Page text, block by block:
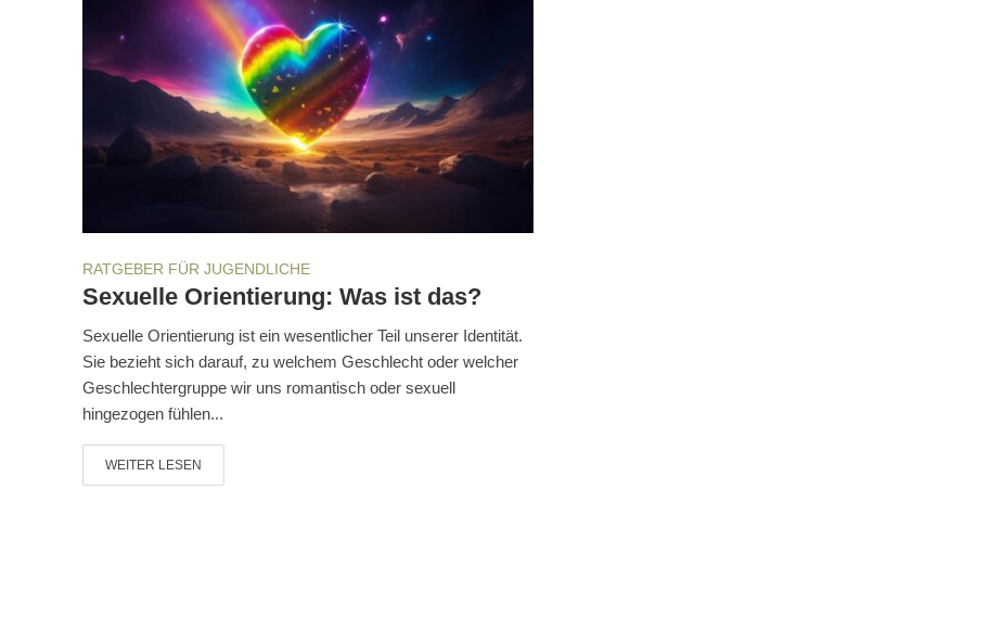
RATGEBER FÜR JUGENDLICHE
Sexuelle Orientierung: Was ist das?
Sexuelle Orientierung ist ein wesentlicher Teil unserer Identität.
Sie bezieht sich darauf, zu welchem Geschlecht oder welcher
Geschlechtergruppe wir uns romantisch oder sexuell
hingezogen fühlen...
WEITER LESEN